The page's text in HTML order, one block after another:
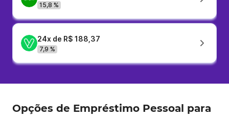
15,8 %
24x de R$ 188,37
7,9 %
Opções de Empréstimo Pessoal para